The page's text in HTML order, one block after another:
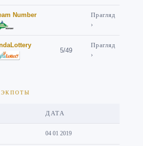
Number
Прагляд
›
5/49
Прагляд
›
ДАТА
04 01 2019